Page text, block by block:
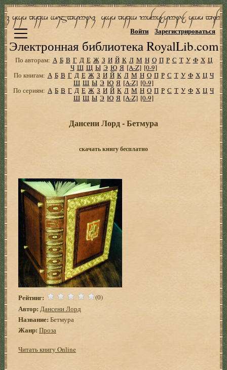
Электронная библиотека RoyalLib.com
Войти Зарегистрироваться
По авторам: А Б В Г Д Е Ж З И Й К Л М Н О П Р С Т У Ф Х Ц
Ч Ш Щ Ы Э Ю Я [A-Z] [0-9]
По книгам: А Б В Г Д Е Ж З И Й К Л М Н О П Р С Т У Ф Х Ц Ч
Ш Щ Ы Э Ю Я [A-Z] [0-9]
По сериям: А Б В Г Д Е Ж З И Й К Л М Н О П Р С Т У Ф Х Ц Ч
Ш Щ Ы Э Ю Я [A-Z] [0-9]
Дансени Лорд - Бетмура
скачать книгу бесплатно
Рейтинг: (0)
Автор: Дансени Лорд
Название: Бетмура
Жанр: Проза
Читать книгу Online